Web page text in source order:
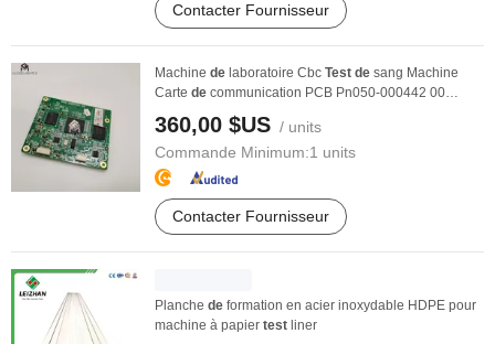
Contacter Fournisseur
Machine de laboratoire Cbc Test de sang Machine
Carte de communication PCB Pn050-000442 00
360,00 $US / units
Commande Minimum:1 units
Contacter Fournisseur
Planche de formation en acier inoxydable HDPE pour
machine à papier test liner